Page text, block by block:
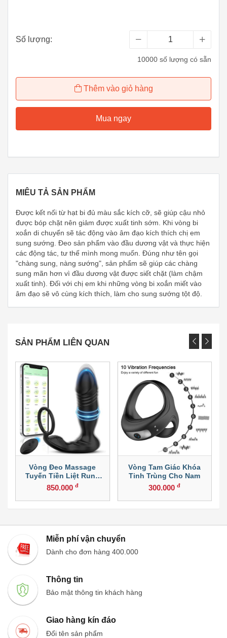
Số lượng:
10000 số lượng có sẵn
Thêm vào giỏ hàng
Mua ngay
MIÊU TẢ SẢN PHẨM
Được kết nối từ hạt bi đủ màu sắc kích cỡ, sẽ giúp cậu nhỏ
được bóp chặt nên giảm được xuất tinh sớm. Khi vòng bi
xoắn di chuyển sẽ tác động vào âm đạo kích thích chị em
sung sướng. Đeo sản phẩm vào đầu dương vật và thực hiện
các động tác, tư thế mình mong muốn. Đúng như tên gọi
"chàng sung, nàng sướng", sản phẩm sẽ giúp các chàng
sung mãn hơn vì đầu dương vật được siết chặt (làm chậm
xuất tinh). Đối với chị em khi những vòng bi xoắn miết vào
âm đạo sẽ vô cùng kích thích, làm cho sung sướng tột độ.
SẢN PHẨM LIÊN QUAN
Vòng Đeo Massage
Tuyến Tiền Liệt Rung
Thục
850.000 đ
Vòng Tam Giác Khóa
Tinh Trùng Cho Nam
300.000đ
Miễn phí vận chuyển
Dành cho đơn hàng 400.000
Thông tin
Bảo mật thông tin khách hàng
Giao hàng kín đáo
Đổi tên sản phẩm